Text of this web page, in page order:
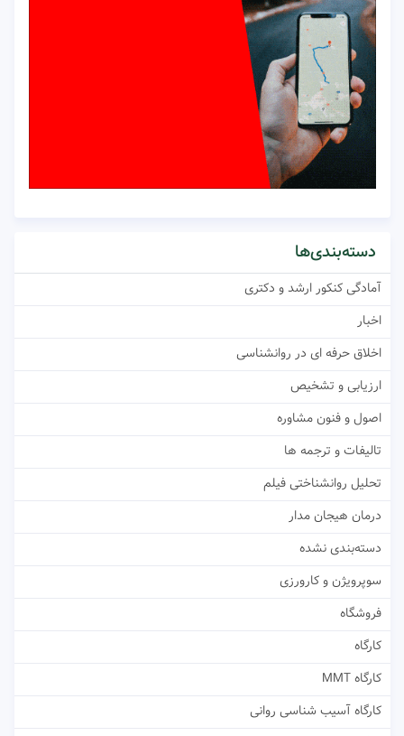
دسته‌بندی‌ها
آمادگی کنکور ارشد و دکتری
اخبار
اخلاق حرفه ای در روانشناسی
ارزیابی و تشخیص
اصول و فنون مشاوره
تالیفات و ترجمه ها
تحلیل روانشناختی فیلم
درمان هیجان مدار
دسته‌بندی نشده
سوپرویژن و کارورزی
فروشگاه
کارگاه
کارگاه MMT
کارگاه آسیب شناسی روانی